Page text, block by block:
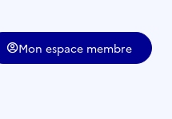
Mon espace membre